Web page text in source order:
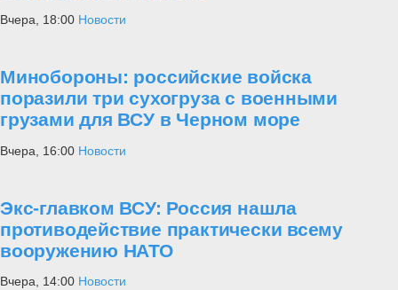
Вчера, 18:00 Новости
Минобороны: российские войска
поразили три сухогруза с военными
грузами для ВСУ в Черном море
Вчера, 16:00 Новости
Экс-главком ВСУ: Россия нашла
противодействие практически всему
вооружению НАТО
Вчера, 14:00 Новости